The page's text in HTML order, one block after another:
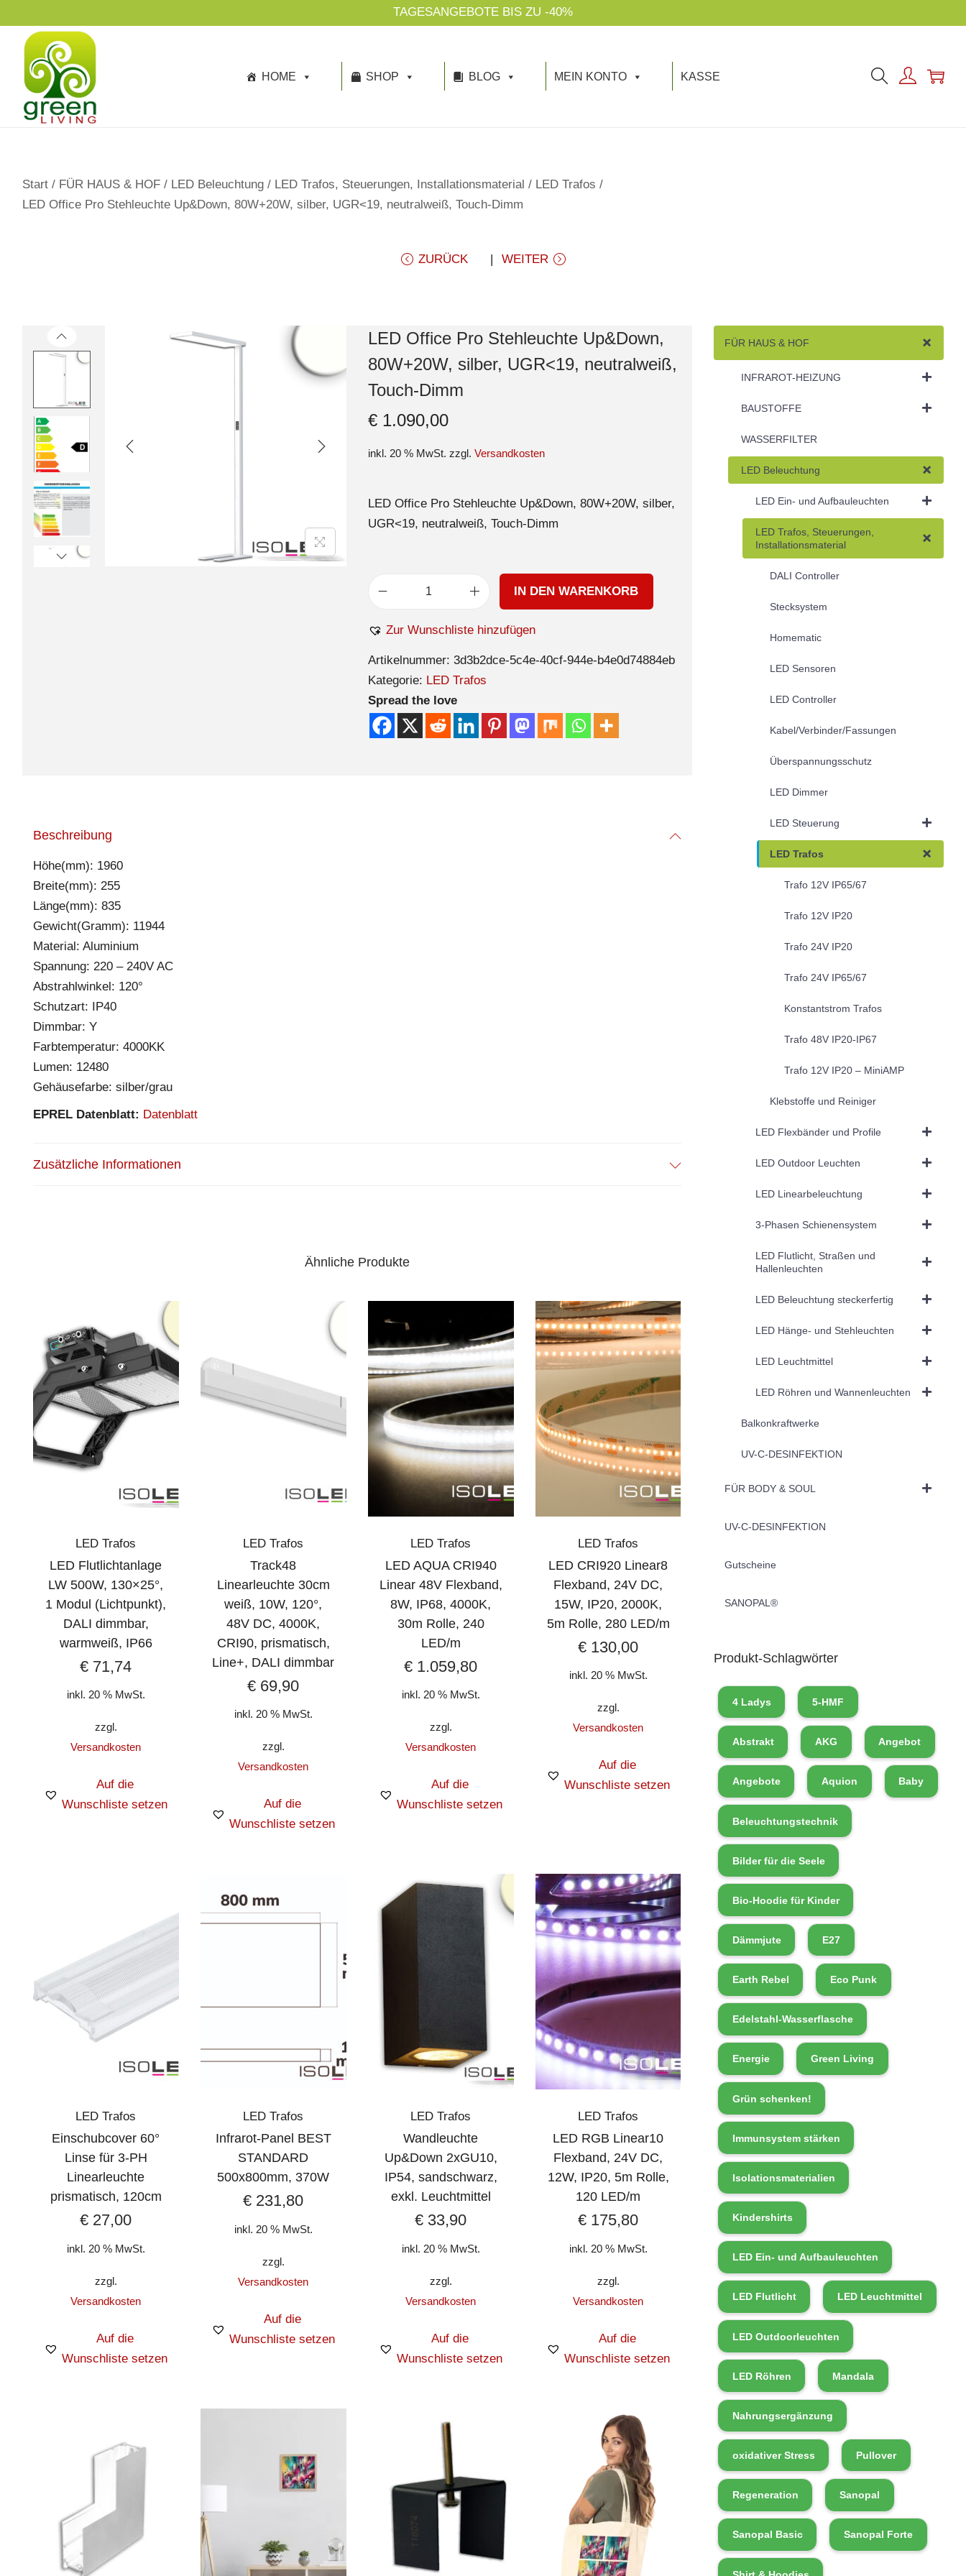
p
HOME SHOP BLOG MEIN KONTO KASSE
Start / FÜR HAUS & HOF / LED Beleuchtung / LED Trafos, Steuerungen, Installationsmaterial / LED Trafos /
LED Office Pro Stehleuchte Up&Down, 80W+20W, silber, UGR<19, neutralweiß, Touch-Dimm
ZURÜCK WEITER
LED Office Pro Stehleuchte Up&Down,
80W+20W, silber, UGR<19, neutralweiß,
Touch-Dimm
€1.090,00
inkl. 20 % MwSt. zzgl. Versandkosten
LED Office Pro Stehleuchte Up&Down, 80W+20W, silber,
UGR<19, neutralweiß, Touch-Dimm
IN DEN WARENKORB
Zur Wunschliste hinzufügen
Artikelnummer: 3d3b2dce-5c4e-40cf-944e-b4e0d74884eb
Kategorie: LED Trafos
Spread the love
Beschreibung
Höhe(mm): 1960
Breite(mm): 255
Länge(mm): 835
Gewicht(Gramm): 11944
Material: Aluminium
Spannung: 220 – 240V AC
Abstrahlwinkel: 120°
Schutzart: IP40
Dimmbar: Y
Farbtemperatur: 4000KK
Lumen: 12480
Gehäusefarbe: silber/grau
EPREL Datenblatt: Datenblatt
Zusätzliche Informationen
Ähnliche Produkte
LED Trafos
LED Flutlichtanlage
LW 500W, 130×25°,
1 Modul (Lichtpunkt),
DALI dimmbar,
warmweiß, IP66
€ 71,74
inkl. 20 % MwSt.
zzgl.
Versandkosten
Auf die
Wunschliste setzen
LED Trafos
Track48
Linearleuchte 30cm
weiß, 10W, 120°,
48V DC, 4000K,
CRI90, prismatisch,
Line+, DALI dimmbar
€ 69,90
inkl. 20 % MwSt.
zzgl.
Versandkosten
Auf die
Wunschliste setzen
LED Trafos
LED AQUA CRI940
Linear 48V Flexband,
8W, IP68, 4000K,
30m Rolle, 240
LED/m
€ 1.059,80
inkl. 20 % MwSt.
zzgl.
Versandkosten
Auf die
Wunschliste setzen
LED Trafos
LED CRI920 Linear8
Flexband, 24V DC,
15W, IP20, 2000K,
5m Rolle, 280 LED/m
€ 130,00
inkl. 20 % MwSt.
zzgl.
Versandkosten
Auf die
Wunschliste setzen
LED Trafos
Einschubcover 60°
Linse für 3-PH
Linearleuchte
prismatisch, 120cm
€ 27,00
inkl. 20 % MwSt.
zzgl.
Versandkosten
Auf die
Wunschliste setzen
LED Trafos
Infrarot-Panel BEST
STANDARD
500x800mm, 370W
€ 231,80
inkl. 20 % MwSt.
zzgl.
Versandkosten
Auf die
Wunschliste setzen
LED Trafos
Wandleuchte
Up&Down 2xGU10,
IP54, sandschwarz,
exkl. Leuchtmittel
€ 33,90
inkl. 20 % MwSt.
zzgl.
Versandkosten
Auf die
Wunschliste setzen
LED Trafos
LED RGB Linear10
Flexband, 24V DC,
12W, IP20, 5m Rolle,
120 LED/m
€ 175,80
inkl. 20 % MwSt.
zzgl.
Versandkosten
Auf die
Wunschliste setzen
FÜR HAUS & HOF
INFRAROT-HEIZUNG
BAUSTOFFE
WASSERFILTER
LED Beleuchtung
LED Ein- und Aufbauleuchten
LED Trafos, Steuerungen,
Installationsmaterial
DALI Controller
Stecksystem
Homematic
LED Sensoren
LED Controller
Kabel/Verbinder/Fassungen
Überspannungsschutz
LED Dimmer
LED Steuerung
LED Trafos
Trafo 12V IP65/67
Trafo 12V IP20
Trafo 24V IP20
Trafo 24V IP65/67
Konstantstrom Trafos
Trafo 48V IP20-IP67
Trafo 12V IP20 – MiniAMP
Klebstoffe und Reiniger
LED Flexbänder und Profile
LED Outdoor Leuchten
LED Linearbeleuchtung
3-Phasen Schienensystem
LED Flutlicht, Straßen und
Hallenleuchten
LED Beleuchtung steckerfertig
LED Hänge- und Stehleuchten
LED Leuchtmittel
LED Röhren und Wannenleuchten
Balkonkraftwerke
UV-C-DESINFEKTION
FÜR BODY & SOUL
UV-C-DESINFEKTION
Gutscheine
SANOPAL®
Produkt-Schlagwörter
4 Ladys 5-HMF
Abstrakt AKG Angebot
Angebote Aquion Baby
Beleuchtungstechnik
Bilder für die Seele
Bio-Hoodie für Kinder
Dämmjute E27
Earth Rebel Eco Punk
Edelstahl-Wasserflasche
Energie Green Living
Grün schenken!
Immunsystem stärken
Isolationsmaterialien
Kindershirts
LED Ein- und Aufbauleuchten
LED Flutlicht LED Leuchtmittel
LED Outdoorleuchten
LED Röhren Mandala
Nahrungsergänzung
oxidativer Stress Pullover
Regeneration Sanopal
Sanopal Basic Sanopal Forte